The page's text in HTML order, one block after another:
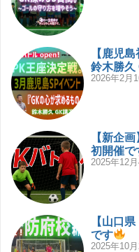
【鹿児
鈴木勝久
2026年2月
【新企
初開催で
2025年12
【山口
です
2025年10